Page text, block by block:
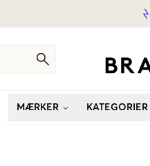
MÆRKER KATEGORIER